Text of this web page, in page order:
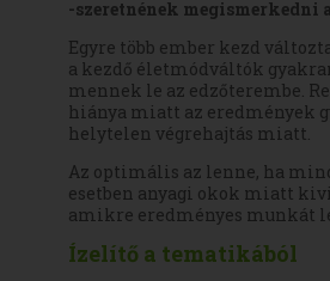
-szeretnének megismerkedni
Egyre több ember kezd
a kezdő életmódváltók
mennek le az edzőterembe.
hiánya miatt az eredmények
helytelen végrehajtás miatt.
Az optimális az lenne, ha
esetben anyagi okok miatt
amikre eredményes munkát
Ízelítő a tematikából